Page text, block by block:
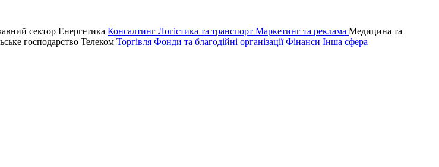
сектор Енергетика Консалтинг Логістика та транспорт Маркетинг та реклама Медицина та
господарство Телеком Торгівля Фонди та благодійні організаціїФінанси Інша сфера